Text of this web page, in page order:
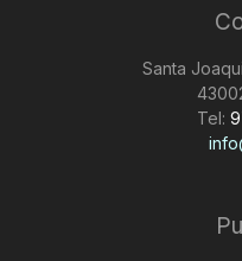
Santa
Tel: